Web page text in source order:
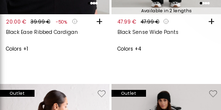
Black Ease Ribbed Cardigan
20.00 € 39.99 € -50% +
Colors +1
Available in 2 lengths
Black Sense Wide Pants
47.99 € 47.99 € +
Colors +4
Outlet
Toevoegen
aan
verlanglijstje
Outlet
verlanglijstje